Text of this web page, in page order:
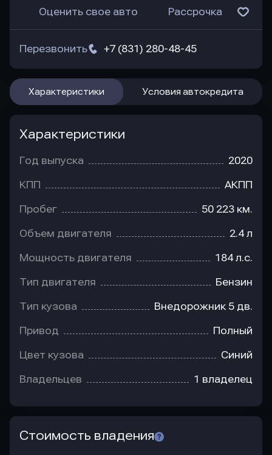
Оценить свое авто Рассрочка
+7 (831) 280-48-45
Перезвонить
Характеристики Условия автокредита
Характеристики
Год выпуска 2020
КПП АКПП
Пробег 50 223 км.
Объем двигателя 2.4 л
Мощность двигателя 184 л.с.
Тип двигателя Бензин
Тип кузова Внедорожник 5 дв.
Привод Полный
Цвет кузова Синий
Владельцев 1 владелец
Стоимость владения